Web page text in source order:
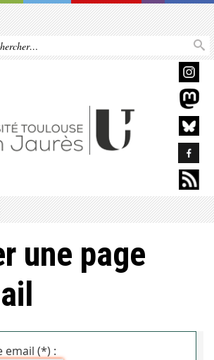
une page
email (*) :